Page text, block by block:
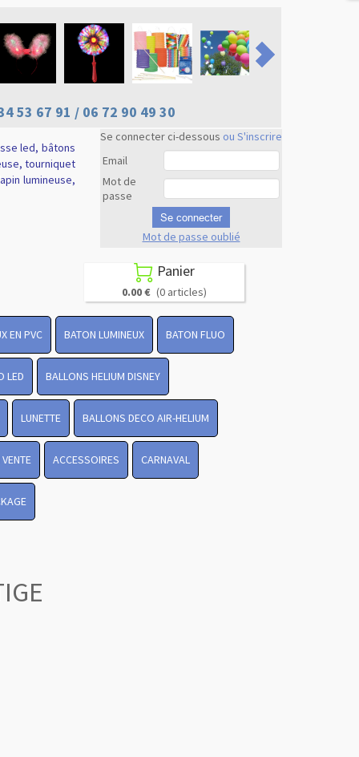
53 67 91 / 06 72 90 49 30
Se connecter ci-dessous ou S'inscrire
Email
Mot de
passe
Se connecter
Mot de passe oublié
led, bâtons
tourniquet
lumineuse,
 Panier
0.00 € (0 articles)
EN PVC BATON LUMINEUX BATON FLUO
LED BALLONS HELIUM DISNEY
LUNETTE BALLONS DECO AIR-HELIUM
ACCESSOIRES CARNAVAL